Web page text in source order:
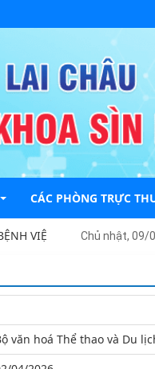
CÁC PHÒNG TRỰC
PHÒNG TỔ CHỨC
VIỆN ĐA KHOA SÌN HỒ
Chủ nhật, 09/
văn hoá Thể thao và Du